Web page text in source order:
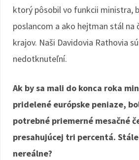
ktorý pôsobil vo funkcii ministra,
poslancom a ako hejtman stál na
krajov. Naši Davidovia Rathovia
nedotknuteľní.
Ak by sa mali do konca roka
pridelené európske peniaze,
potrebné priemerné mesačné
presahujúcej tri percentá.
nereálne?